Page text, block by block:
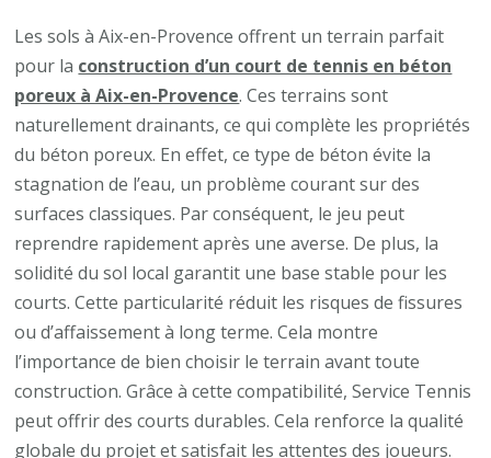
Les sols à Aix-en-Provence offrent un terrain parfait
pour la construction d’un court de tennis en béton
poreux à Aix-en-Provence. Ces terrains sont
naturellement drainants, ce qui complète les propriétés
du béton poreux. En effet, ce type de béton évite la
stagnation de l’eau, un problème courant sur des
surfaces classiques. Par conséquent, le jeu peut
reprendre rapidement après une averse. De plus, la
solidité du sol local garantit une base stable pour les
courts. Cette particularité réduit les risques de fissures
ou d’affaissement à long terme. Cela montre
l’importance de bien choisir le terrain avant toute
construction. Grâce à cette compatibilité, Service Tennis
peut offrir des courts durables. Cela renforce la qualité
globale du projet et satisfait les attentes des joueurs.